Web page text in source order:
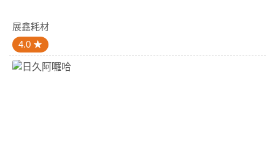
展鑫耗材
4.0